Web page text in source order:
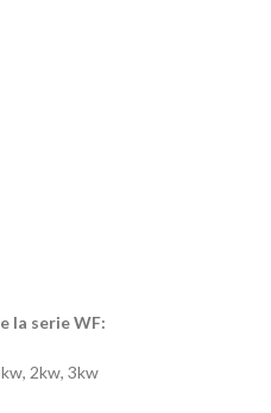
la serie WF:
2kw, 3kw